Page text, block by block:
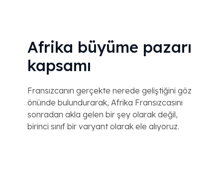
Afrika büyüme pazarı
kapsamı
Fransızcanın gerçekte nerede geliştiğini göz
önünde bulundurarak, Afrika Fransızcasını
sonradan akla gelen bir şey olarak değil,
birinci sınıf bir varyant olarak ele alıyoruz.